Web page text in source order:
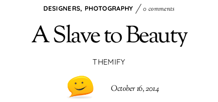
DESIGNERS, PHOTOGRAPHY 0 comments
A Slave to Beauty
THEMIFY
October 16, 2014